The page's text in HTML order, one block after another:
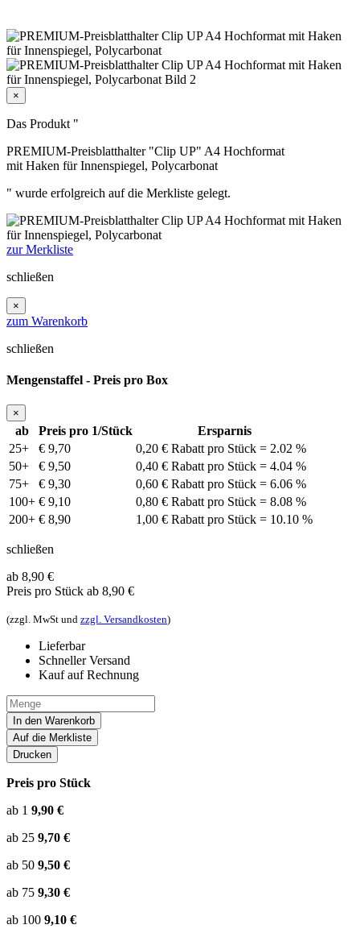
×
Das Produkt "
PREMIUM-Preisblatthalter "Clip UP" A4 Hochformat
mit Haken für Innenspiegel, Polycarbonat
" wurde erfolgreich auf die Merkliste gelegt.
zur Merkliste
schließen
×
zum Warenkorb
schließen
Mengenstaffel - Preis pro Box
×
ab Preis pro 1/Stück
Ersparnis
25+
€ 9,70
0,20 € Rabatt pro Stück = 2.02 %
50+
€ 9,50
0,40 € Rabatt pro Stück = 4.04 %
75+
€ 9,30
0,60 € Rabatt pro Stück = 6.06 %
100+ € 9,10
0,80 € Rabatt pro Stück = 8.08 %
200+ € 8,90 1,00 € Rabatt pro Stück = 10.10 %
schließen
ab 8,90 €
Preis pro Stück ab 8,90 €
(zzgl. MwSt und zzgl. Versandkosten)
Lieferbar
Schneller Versand
Kauf auf Rechnung
In den Warenkorb
Auf die Merkliste
Drucken
Preis pro Stück
ab 1 9,90 €
ab 25 9,70 €
ab 50 9,50 €
ab 75 9,30 €
ab 100 9,10 €